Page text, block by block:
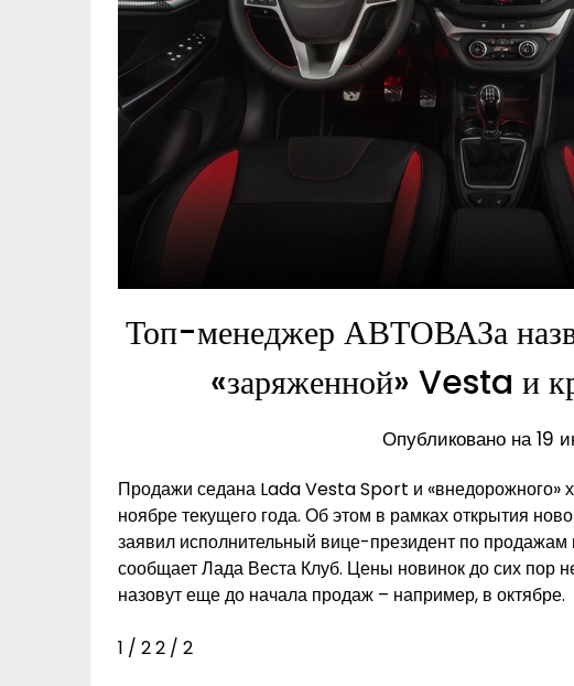
Топ-менеджер АВТОВАЗа
«заряженной» Vesta и
Опубликовано на 19
Продажи седана Lada Vesta Sport и «внедорожного»
ноябре текущего года. Об этом в рамках открытия
заявил исполнительный вице-президент по
сообщает Лада Веста Клуб. Цены новинок до сих пор
назовут еще до начала продаж – например, в октябре.
1 / 22 / 2